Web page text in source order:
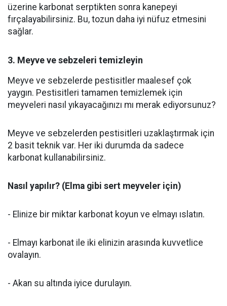
üzerine karbonat serptikten sonra kanepeyi
fırçalayabilirsiniz. Bu, tozun daha iyi nüfuz etmesini
sağlar.
3. Meyve ve sebzeleri temizleyin
Meyve ve sebzelerde pestisitler maalesef çok
yaygın. Pestisitleri tamamen temizlemek için
meyveleri nasıl yıkayacağınızı mı merak ediyorsunuz?
Meyve ve sebzelerden pestisitleri uzaklaştırmak için
2 basit teknik var. Her iki durumda da sadece
karbonat kullanabilirsiniz.
Nasıl yapılır? (Elma gibi sert meyveler için)
- Elinize bir miktar karbonat koyun ve elmayı ıslatın.
- Elmayı karbonat ile iki elinizin arasında kuvvetlice
ovalayın.
- Akan su altında iyice durulayın.